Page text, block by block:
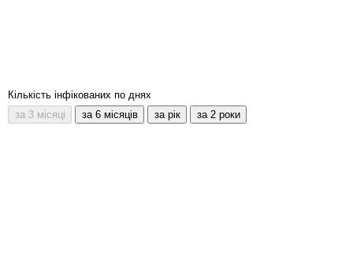
Кількість інфікованих по днях